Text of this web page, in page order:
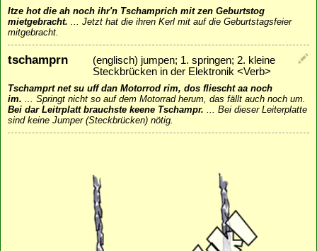
Itze hot die ah noch ihr'n Tschamprich mit zen Geburtstog
mietgebracht. ... Jetzt hat die ihren Kerl mit auf die Geburtstagsfeier
mitgebracht.
tschamprn
(englisch) jumpen; 1. springen; 2. kleine
Steckbrücken in der Elektronik <Verb>
Tschamprt net su uff dan Motorrod rim, dos fliescht aa noch
im. ... Springt nicht so auf dem Motorrad herum, das fällt auch noch um.
Bei dar Leitrplatt brauchste keene Tschampr. ... Bei dieser Leiterplatte
sind keine Jumper (Steckbrücken) nötig.